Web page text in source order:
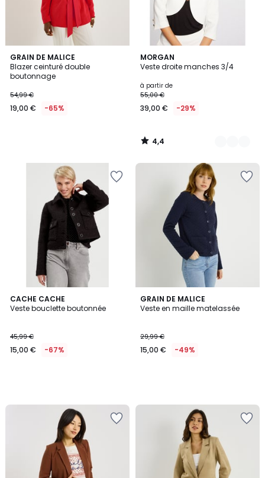
GRAIN DE MALICE
Blazer ceinturé double
boutonnage
54,99 €
19,00 € -65%
MORGAN
Veste droite manches 3/4
à partir de
55,00 €
39,00 € -29%
4,4
/ 5
4
Couleurs
4,4
/
CACHE CACHE
Veste bouclette boutonnée
45,99 €
15,00 € -67%
GRAIN DE MALICE
Veste en maille matelassée
29,99 €
15,00 € -49%